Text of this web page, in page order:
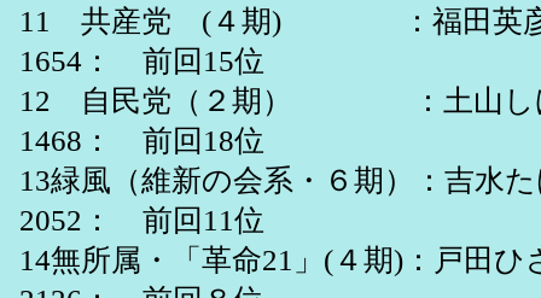
11 共産党 (４期) ：福田英
1654： 前回15位
12 自民党（２期） ：土山し
1468： 前回18位
13緑風（維新の会系・６期）：吉
2052： 前回11位
14無所属・「革命21」(４期)：戸田